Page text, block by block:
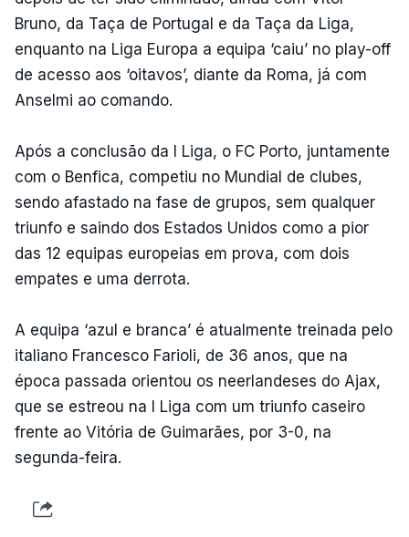
Bruno, da Taça de Portugal e da Taça da Liga,
enquanto na Liga Europa a equipa ‘caiu’ no play-off
de acesso aos ‘oitavos’, diante da Roma, já com
Anselmi ao comando.
Após a conclusão da I Liga, o FC Porto, juntamente
com o Benfica, competiu no Mundial de clubes,
sendo afastado na fase de grupos, sem qualquer
triunfo e saindo dos Estados Unidos como a pior
das 12 equipas europeias em prova, com dois
empates e uma derrota.
A equipa ‘azul e branca’ é atualmente treinada pelo
italiano Francesco Farioli, de 36 anos, que na
época passada orientou os neerlandeses do Ajax,
que se estreou na I Liga com um triunfo caseiro
frente ao Vitória de Guimarães, por 3-0, na
segunda-feira.